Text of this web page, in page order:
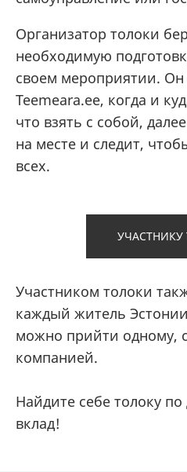
Организатор толоки
необходимую
своем мероприятии. Он
Teemeara.ee, когда и
что взять с собой,
на месте и следит,
всех.
Участником толоки
каждый житель
можно прийти одному,
компанией.
Найдите себе толоку
вклад!